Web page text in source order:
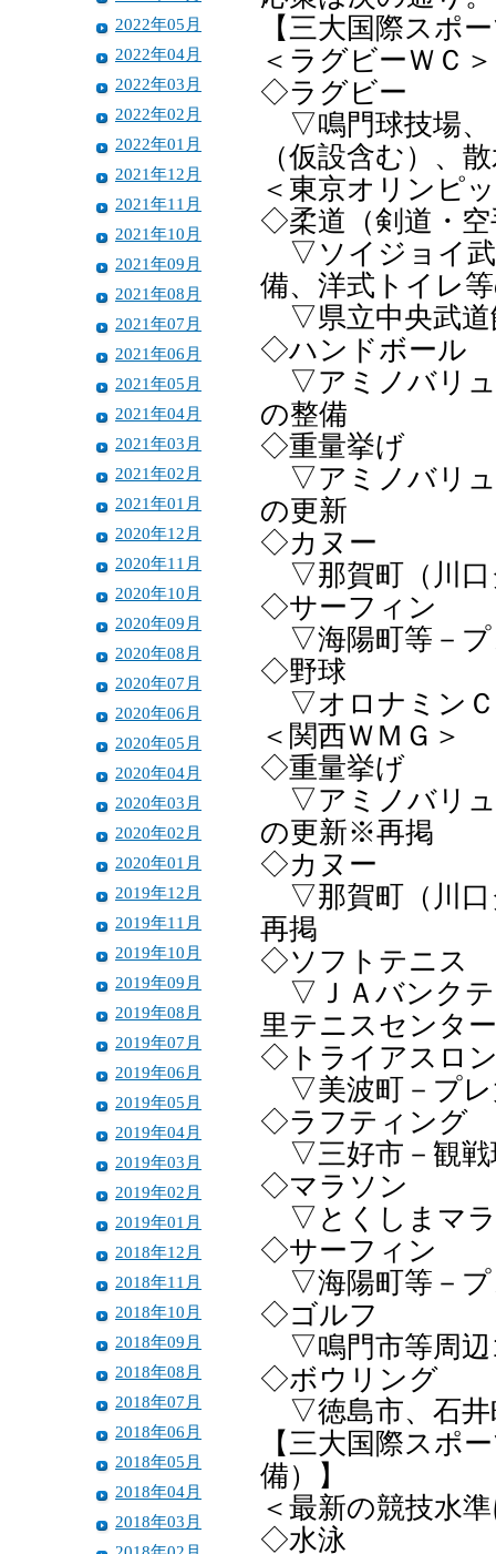
2022年05月
2022年04月
2022年03月
2022年02月
2022年01月
2021年12月
2021年11月
2021年10月
2021年09月
2021年08月
2021年07月
2021年06月
2021年05月
2021年04月
2021年03月
2021年02月
2021年01月
2020年12月
2020年11月
2020年10月
2020年09月
2020年08月
2020年07月
2020年06月
2020年05月
2020年04月
2020年03月
2020年02月
2020年01月
2019年12月
2019年11月
2019年10月
2019年09月
2019年08月
2019年07月
2019年06月
2019年05月
2019年04月
2019年03月
2019年02月
2019年01月
2018年12月
2018年11月
2018年10月
2018年09月
2018年08月
2018年07月
2018年06月
2018年05月
2018年04月
2018年03月
【三大国際スポ
＜ラグビーＷＣ＞
◇ラグビー
▽鳴門球技場、
（仮設含む）、
＜東京オリンピ
◇柔道（剣道・空
▽ソイジョイ武
備、洋式トイレ
▽県立中央武道
◇ハンドボール
▽アミノバリュ
の整備
◇重量挙げ
▽アミノバリュ
の更新
◇カヌー
▽那賀町（川口
◇サーフィン
▽海陽町等－プ
◇野球
▽オロナミンＣ
＜関西ＷＭＧ＞
◇重量挙げ
▽アミノバリュ
の更新※再掲
◇カヌー
▽那賀町（川口
再掲
◇ソフトテニス
▽ＪＡバンクテ
里テニスセンタ
◇トライアスロ
▽美波町－プレ
◇ラフティング
▽三好市－観戦
◇マラソン
▽とくしまマラ
◇サーフィン
▽海陽町等－プ
◇ゴルフ
▽鳴門市等周辺
◇ボウリング
▽徳島市、石井
【三大国際スポ
備）】
＜最新の競技水
◇水泳